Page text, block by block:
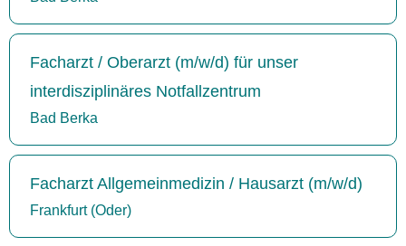
Facharzt / Oberarzt (m/w/d) für unser
interdisziplinäres Notfallzentrum
Bad Berka
Facharzt Allgemeinmedizin / Hausarzt (m/w/d)
Frankfurt (Oder)